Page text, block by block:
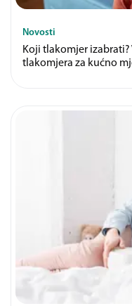
Novosti
Koji tlakomjer
tlakomjera za kućno